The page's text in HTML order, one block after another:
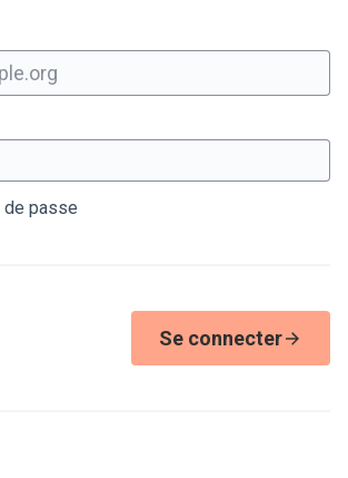
obligatoire
Champ obligatoire
de passe
Se connecter